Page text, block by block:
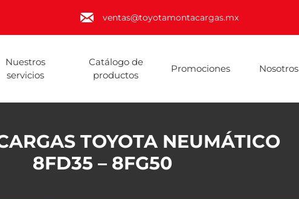
ventas@toyotamontacargas.mx
Nuestros
servicios
Catálogo de
productos
Promociones Nosotros
TOYOTA NEUMÁTICO
8FD35 – 8FG50